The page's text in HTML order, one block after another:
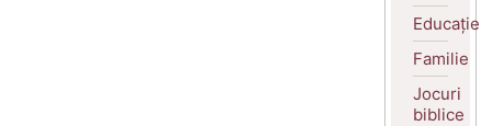
Educație
Familie
Jocuri
biblice